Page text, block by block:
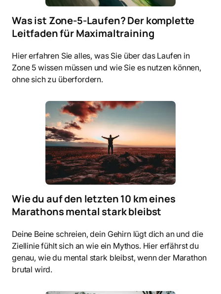
Was ist Zone-5-Laufen? Der komplette
Leitfaden für Maximaltraining
Hier erfahren Sie alles, was Sie über das Laufen in
Zone 5 wissen müssen und wie Sie es nutzen können,
ohne sich zu überfordern.
Wie du auf den letzten 10 km eines
Marathons mental stark bleibst
Deine Beine schreien, dein Gehirn lügt dich an und die
Ziellinie fühlt sich an wie ein Mythos. Hier erfährst du
genau, wie du mental stark bleibst, wenn der Marathon
brutal wird.